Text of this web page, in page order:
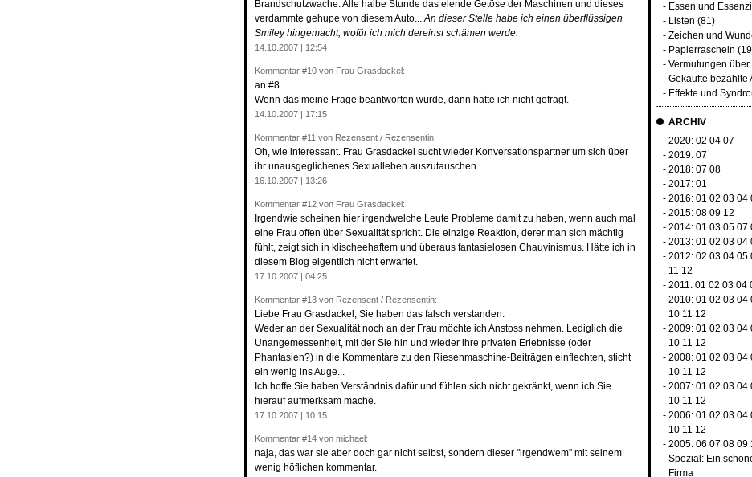
Brandschutzwache. Alle halbe Stunde das elende Getöse der Maschinen und dieses
verdammte gehupe von diesem Auto...An dieser Stelle habe ich einen überflüssigen
Smiley hingemacht, wofür ich mich dereinst schämen werde.
14.10.2007 | 12:54
Kommentar #10 von Frau Grasdackel:
an #8
Wenn das meine Frage beantworten würde, dann hätte ich nicht gefragt.
14.10.2007 | 17:15
Kommentar #11 von Rezensent / Rezensentin:
Oh, wie interessant. Frau Grasdackel sucht wieder Konversationspartner um sich über
ihr unausgeglichenes Sexualleben auszutauschen.
16.10.2007 | 13:26
Kommentar #12 von Frau Grasdackel:
Irgendwie scheinen hier irgendwelche Leute Probleme damit zu haben, wenn auch mal
eine Frau offen über Sexualität spricht. Die einzige Reaktion, derer man sich mächtig
fühlt, zeigt sich in klischeehaftem und überaus fantasielosen Chauvinismus. Hätte ich in
diesem Blog eigentlich nicht erwartet.
17.10.2007 | 04:25
Kommentar #13 von Rezensent / Rezensentin:
Liebe Frau Grasdackel, Sie haben das falsch verstanden.
Weder an der Sexualität noch an der Frau möchte ich Anstoss nehmen. Lediglich die
Unangemessenheit, mit der Sie hin und wieder ihre privaten Erlebnisse (oder
Phantasien?) in die Kommentare zu den Riesenmaschine-Beiträgen einflechten, sticht
ein wenig ins Auge...
Ich hoffe Sie haben Verständnis dafür und fühlen sich nicht gekränkt, wenn ich Sie
hierauf aufmerksam mache.
17.10.2007 | 10:15
Kommentar #14 von michael:
naja, das war sie aber doch gar nicht selbst, sondern dieser "irgendwem" mit seinem
wenig höflichen kommentar.
- Essen und
- Listen (81)
- Zeichen und
- Papierrascheln
- Vermutungen über
- Gekaufte bezahlte
- Effekte und
ARCHIV
- 2020: 02 04 07
- 2019: 07
- 2018: 07 08
- 2017: 01
- 2016: 01 02 03 04
- 2015: 08 09 12
- 2014: 01 03 05 07
- 2013: 01 02 03 04
- 2012: 02 03 04 05
11 12
- 2011: 01 02 03 04
- 2010: 01 02 03 04
10 11 12
- 2009: 01 02 03 04
10 11 12
- 2008: 01 02 03 04
10 11 12
- 2007: 01 02 03 04
10 11 12
- 2006: 01 02 03 04
10 11 12
- 2005: 06 07 08 09
- Spezial: Ein
Firma